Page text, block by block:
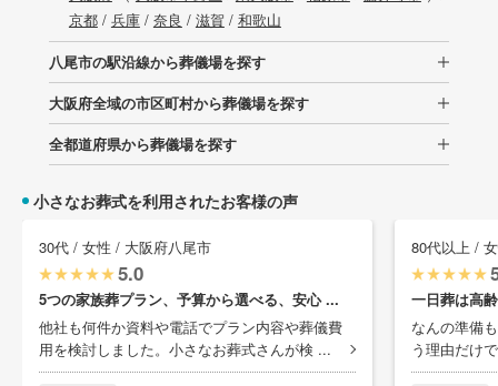
京都/ 兵庫/ 奈良 / 滋賀 / 和歌山
八尾市の駅沿線から葬儀場を探す
大阪府全域の市区町村から葬儀場を探す
全都道府県から葬儀場を探す
小さなお葬式を利用されたお客様の声
30代 / 女性 / 大阪府八尾市
5.0
5つの家族葬プラン、予算から選べる、安心 ...
他社も何件か資料や電話でプラン内容や葬儀費
用を検討しました。小さなお葬式さんが検 ...
80代以上 /
一日葬は高
なんの準備
う理由だけ